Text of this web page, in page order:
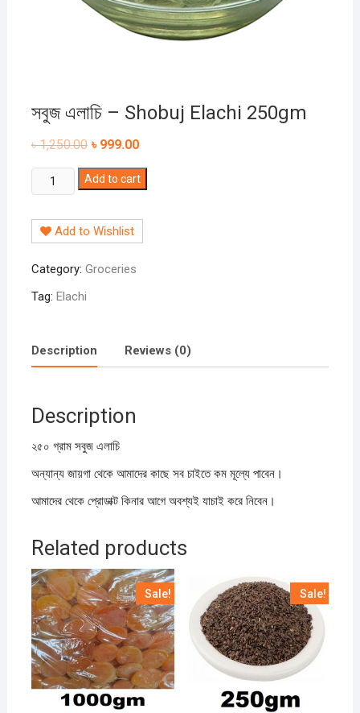
সবুজ এলাচি – Shobuj Elachi 250gm
৳1,250.00 ৳ 999.00
এলাচি
Shobuj
250gm
quantity
Add to cart
Add to Wishlist
Category: Groceries
Tag: Elachi
Description Reviews (0)
Description
২৫০ গ্রাম সবুজ এলাচি
অন্যান্য জায়গা থেকে আমাদের কাছে সব চাইতে কম মূল্যে পাবেন।
আমাদের থেকে প্রোডাক্ট কিনার আগে অবশ্যই যাচাই করে নিবেন।
Related products
Sale! Sale!